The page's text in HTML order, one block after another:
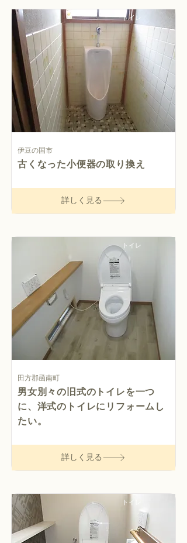
トイレ
伊豆の国市
古くなった小便器の取り換え
詳しく見る
トイレ
田方郡函南町
男女別々の旧式のトイレを一つ
に、洋式のトイレにリフォームし
たい。
詳しく見る
トイレ